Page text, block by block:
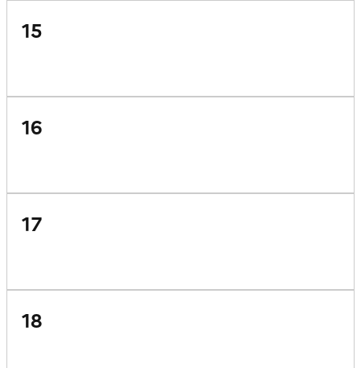
15
16
17
18